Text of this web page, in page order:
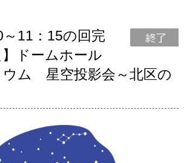
～11：15の回完
ドームホール
ウム 星空投影会～北区の